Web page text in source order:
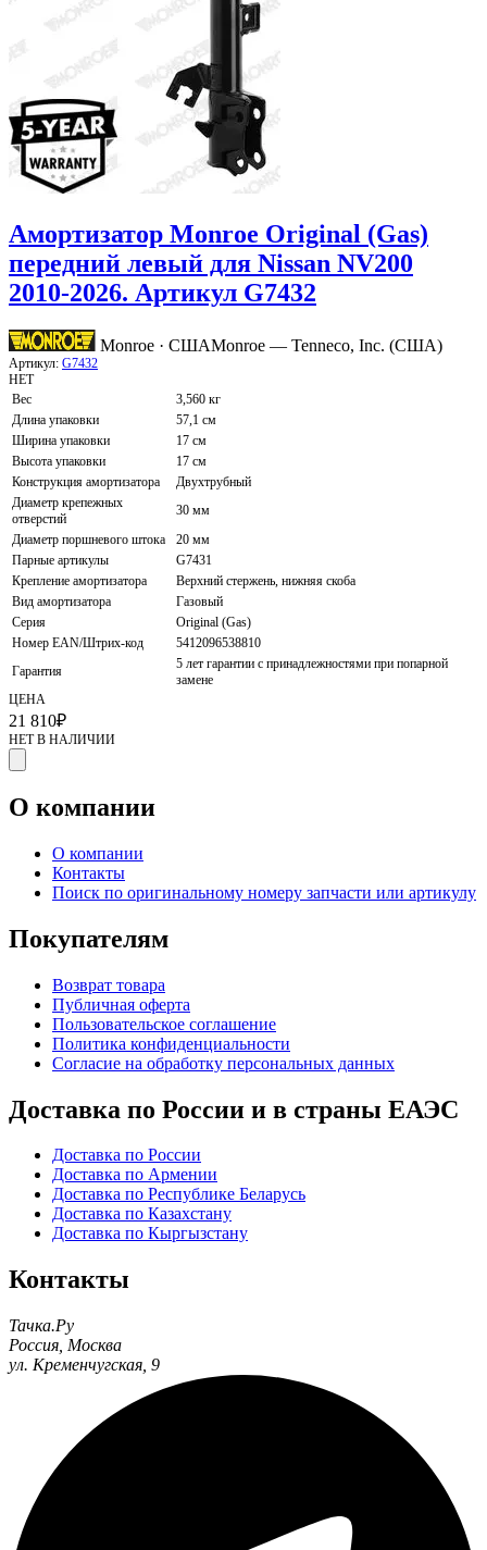
Амортизатор Monroe Original (Gas)
передний левый для Nissan NV200
2010-2026. Артикул G7432
Monroe · СШАMonroe — Tenneco, Inc. (США)
Артикул: G7432
НЕТ
Вес
3,560 кг
Длина упаковки
57,1 см
Ширина упаковки
17 см
Высота упаковки
17 см
Конструкция амортизатора
Двухтрубный
Диаметр крепежных
отверстий
30 мм
Диаметр поршневого штока
20 мм
Парные артикулы
G7431
Крепление амортизатора
Верхний стержень, нижняя скоба
Вид амортизатора
Газовый
Серия
Original (Gas)
Номер EAN/Штрих-код
5412096538810
Гарантия
5 лет гарантии с принадлежностями при попарной
замене
ЦЕНА
21 810₽
НЕТ В НАЛИЧИИ
О компании
О компании
Контакты
Поиск по оригинальному номеру запчасти или артикулу
Покупателям
Возврат товара
Публичная оферта
Пользовательское соглашение
Политика конфиденциальности
Согласие на обработку персональных данных
Доставка по России и в страны ЕАЭС
Доставка по России
Доставка по Армении
Доставка по Республике Беларусь
Доставка по Казахстану
Доставка по Кыргызстану
Контакты
Тачка.Ру
Россия Москва
ул. Кременчугская, 9